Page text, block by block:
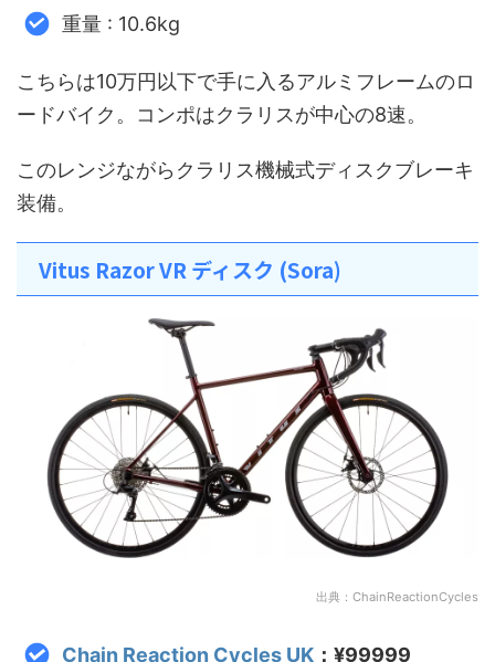
重量 : 10.6kg
こちらは10万円以下で手に入るアルミフレームのロ
ードバイク。コンポはクラリスが中心の8速。
このレンジながらクラリス機械式ディスクブレーキ
装備。
Vitus Razor VR ディスク (Sora)
出典：ChainReactionCycles
Chain Reaction Cycles UK：¥99999